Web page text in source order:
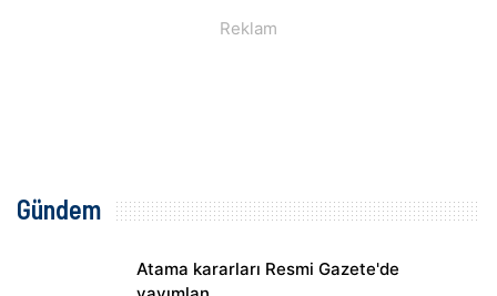
Gündem
Atama kararları Resmi Gazete'de